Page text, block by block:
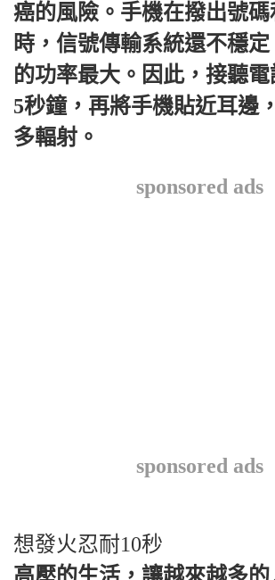
癌的風險。手機在撥出號
時，信號傳輸系統還不穩
的功率最大。因此，接聽
5秒鐘，再將手機貼近耳邊
多輻射。
sponsored ads
sponsored ads
想發火忍耐10秒